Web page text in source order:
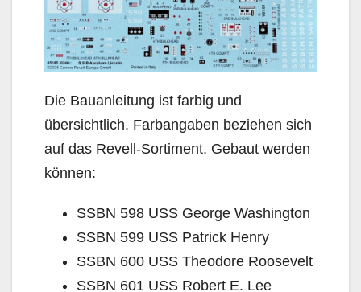
Die Bauanleitung ist farbig und
übersichtlich. Farbangaben beziehen sich
auf das Revell-Sortiment. Gebaut werden
können:
SSBN 598 USS George Washington
SSBN 599 USS Patrick Henry
SSBN 600 USS Theodore Roosevelt
SSBN 601 USS Robert E. Lee